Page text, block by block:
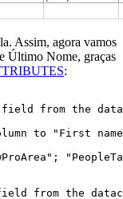
Assim, agora vamos
Último Nome, graças
:
from the
to "First
from the